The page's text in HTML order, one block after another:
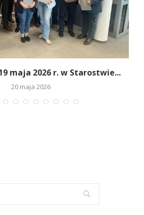
maja 2026 r. w Starostwie...
20 maja 2026